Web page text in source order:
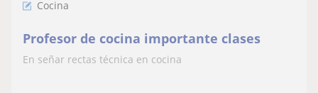
Cocina
Profesor de cocina importante clases
En señar rectas técnica en cocina